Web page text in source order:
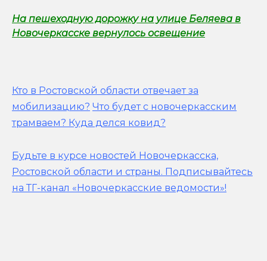
На пешеходную дорожку на улице Беляева в
Новочеркасске вернулось освещение
Кто в Ростовской области отвечает за
мобилизацию? Что будет с новочеркасским
трамваем? Куда делся ковид?
Будьте в курсе новостей Новочеркасска,
Ростовской области и страны. Подписывайтесь
на ТГ-канал «Новочеркасские ведомости»!